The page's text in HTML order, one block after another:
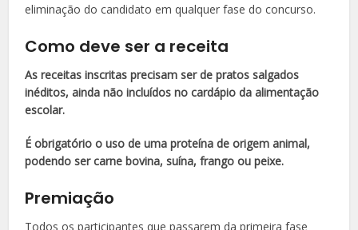
eliminação do candidato em qualquer fase do concurso.
Como deve ser a receita
As receitas inscritas precisam ser de pratos salgados
inéditos, ainda não incluídos no cardápio da alimentação
escolar.
É obrigatório o uso de uma proteína de origem animal,
podendo ser carne bovina, suína, frango ou peixe.
Premiação
Todos os participantes que passarem da primeira fase